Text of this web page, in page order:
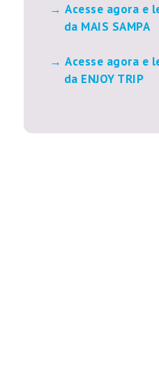
Acesse agora e
da MAIS SAMPA
Acesse agora e
da ENJOY TRIP